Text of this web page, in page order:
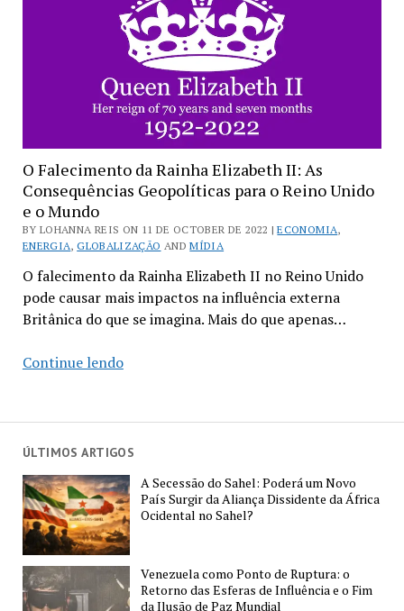
O Falecimento da Rainha Elizabeth II: As
Consequências Geopolíticas para o Reino Unido
e o Mundo
BY LOHANNA REIS ON 11 DE OCTOBER DE 2022 |ECONOMIA,
ENERGIA,GLOBALIZAÇÃO ANDMÍDIA
O falecimento da Rainha Elizabeth II no Reino Unido
pode causar mais impactos na influência externa
Britânica do que se imagina. Mais do que apenas…
Continue lendoO
Rainha
Elizabeth
As
Consequências
Geopolíticas
para
Reino
ÚLTIMOS ARTIGOS
A Secessão do Sahel: Poderá um Novo
País Surgir da Aliança Dissidente da África
Ocidental no Sahel?
Venezuela como Ponto de Ruptura: o
Retorno das Esferas de Influência e o Fim
da Ilusão de Paz Mundial